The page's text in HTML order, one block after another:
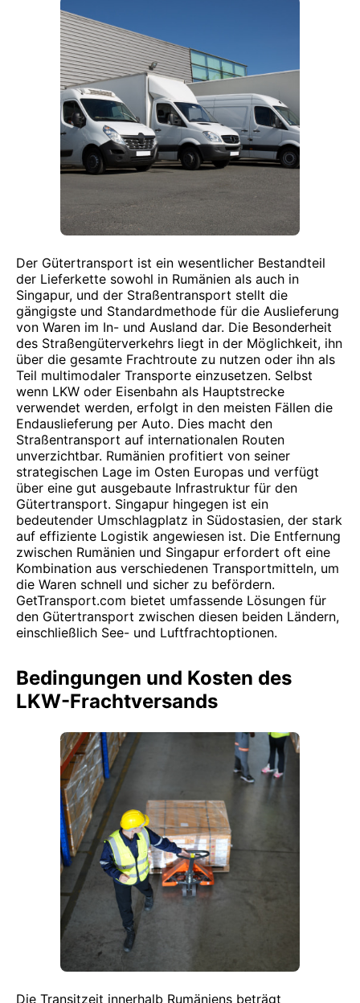
Der Gütertransport ist ein wesentlicher Bestandteil
der Lieferkette sowohl in Rumänien als auch in
Singapur, und der Straßentransport stellt die
gängigste und Standardmethode für die Auslieferung
von Waren im In- und Ausland dar. Die Besonderheit
des Straßengüterverkehrs liegt in der Möglichkeit, ihn
über die gesamte Frachtroute zu nutzen oder ihn als
Teil multimodaler Transporte einzusetzen. Selbst
wenn LKW oder Eisenbahn als Hauptstrecke
verwendet werden, erfolgt in den meisten Fällen die
Endauslieferung per Auto. Dies macht den
Straßentransport auf internationalen Routen
unverzichtbar. Rumänien profitiert von seiner
strategischen Lage im Osten Europas und verfügt
über eine gut ausgebaute Infrastruktur für den
Gütertransport. Singapur hingegen ist ein
bedeutender Umschlagplatz in Südostasien, der stark
auf effiziente Logistik angewiesen ist. Die Entfernung
zwischen Rumänien und Singapur erfordert oft eine
Kombination aus verschiedenen Transportmitteln, um
die Waren schnell und sicher zu befördern.
GetTransport.com bietet umfassende Lösungen für
den Gütertransport zwischen diesen beiden Ländern,
einschließlich See- und Luftfrachtoptionen.
Bedingungen und Kosten des
LKW-Frachtversands
Die Transitzeit innerhalb Rumäniens beträgt